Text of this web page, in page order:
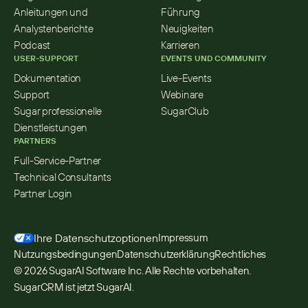
Anleitungen und
Analystenberichte
Podcast
USER-SUPPORT
Dokumentation
Support
Sugar professionelle
Dienstleistungen
PARTNERS
Full-Service-Partner
Technical Consultants
Partner Login
Führung
Neuigkeiten
Karrieren
EVENTS UND COMMUNITY
Live-Events
Webinare
SugarClub
Ihre DatenschutzoptionenImpressum
NutzungsbedingungenDatenschutzerklärungRechtliches
© 2026 SugarAI Software Inc. Alle Rechte vorbehalten.
SugarCRM ist jetzt SugarAI.
„Sugar ist wirklich das beste CRM- und
Vertriebsanalysetool, das ich je verwendet habe.
Ich würde es für das Wachstum Ihres
Unternehmens wärmstens empfehlen.“ Alistair,